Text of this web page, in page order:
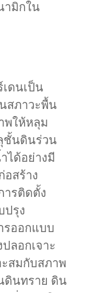
ามิกใน
เดนเป็น
สภาวะพื้น
พให้หลุม
ชั้นดินร่วน
ด้อย่างมี
อสร้าง
ารติดตั้ง
ปรุง
รออกแบบ
ลอกเจาะ
ะสมกับสภาพ
ดินทราย ดิน